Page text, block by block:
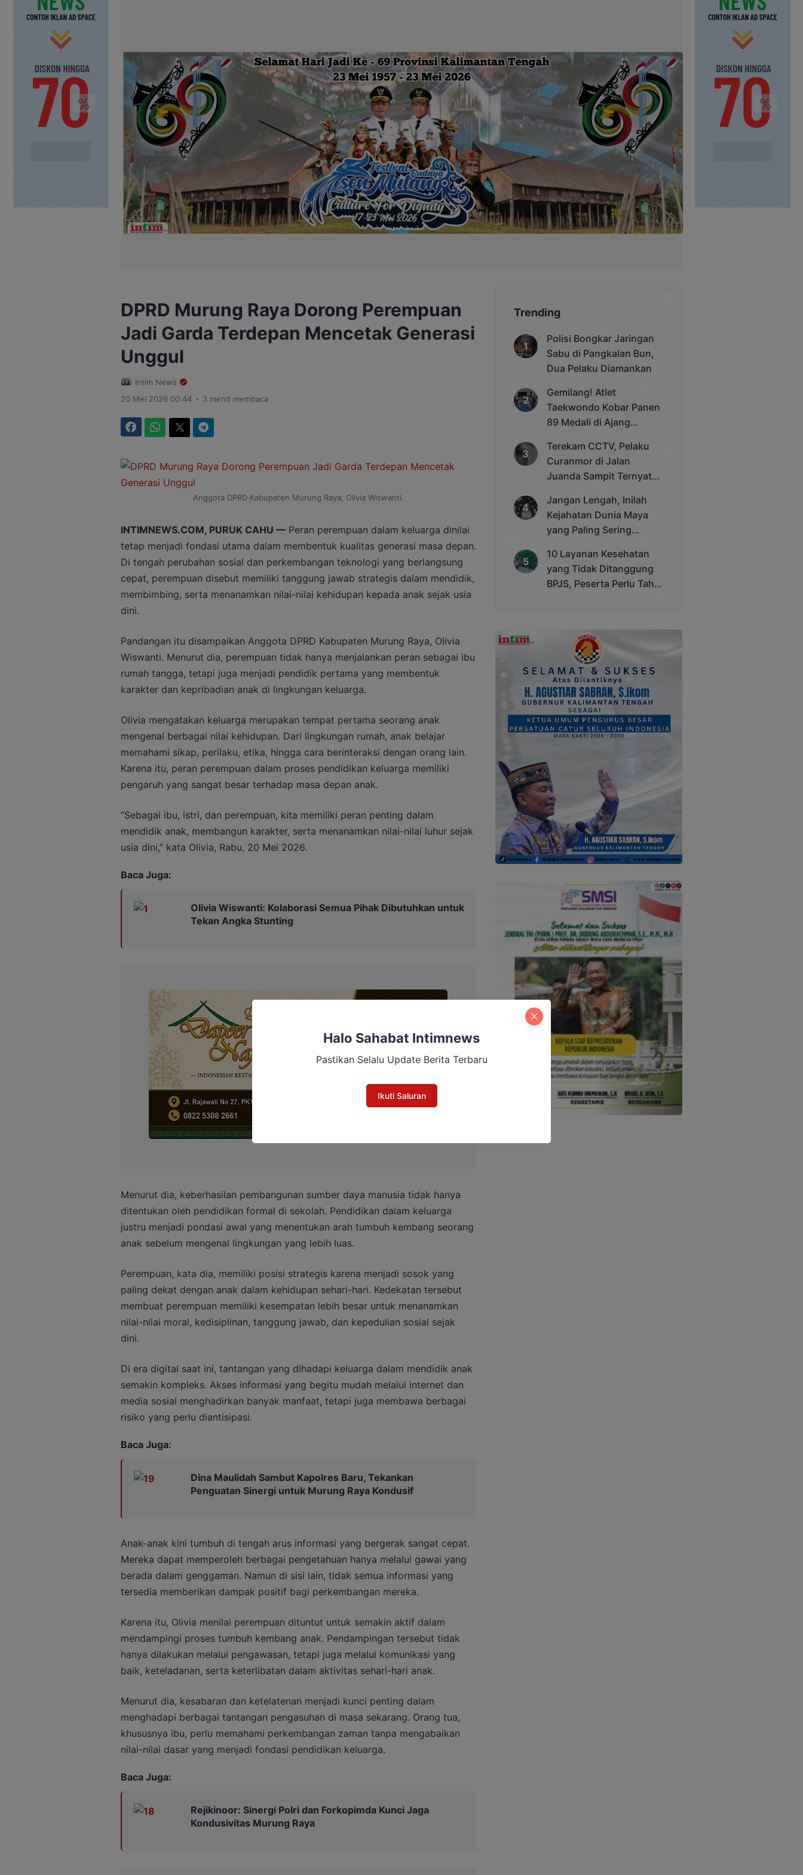
DPRD Murung Raya Dorong Perempuan
Jadi Garda Terdepan Mencetak Generasi
Unggul
Intim News
20 Mei 2026 00:44 . 3 menit membaca
Anggota DPRD Kabupaten Murung Raya, Olivia Wiswanti.
INTIMNEWS.COM, PURUK CAHU —Peran perempuan dalam keluarga dinilai
tetap menjadi fondasi utama dalam membentuk kualitas generasi masa depan.
Di tengah perubahan sosial dan perkembangan teknologi yang berlangsung
cepat, perempuan disebut memiliki tanggung jawab strategis dalam mendidik,
membimbing, serta menanamkan nilai-nilai kehidupan kepada anak sejak usia
dini.
Pandangan itu disampaikan Anggota DPRD Kabupaten Murung Raya, Olivia
Wiswanti. Menurut dia, perempuan tidak hanya menjalankan peran sebagai ibu
rumah tangga, tetapi juga menjadi pendidik pertama yang membentuk
karakter dan kepribadian anak di lingkungan keluarga.
Olivia mengatakan keluarga merupakan tempat pertama seorang anak
mengenal berbagai nilai kehidupan. Dari lingkungan rumah, anak belajar
memahami sikap, perilaku, etika, hingga cara berinteraksi dengan orang lain.
Karena itu, peran perempuan dalam proses pendidikan keluarga memiliki
pengaruh yang sangat besar terhadap masa depan anak.
“Sebagai ibu, istri, dan perempuan, kita memiliki peran penting dalam
mendidik anak, membangun karakter, serta menanamkan nilai-nilai luhur sejak
usia dini,” kata Olivia, Rabu, 20 Mei 2026.
Baca Juga:
Olivia Wiswanti: Kolaborasi Semua Pihak Dibutuhkan untuk
Tekan Angka Stunting
Menurut dia, keberhasilan pembangunan sumber daya manusia tidak hanya
ditentukan oleh pendidikan formal di sekolah. Pendidikan dalam keluarga
justru menjadi pondasi awal yang menentukan arah tumbuh kembang seorang
anak sebelum mengenal lingkungan yang lebih luas.
Perempuan, kata dia, memiliki posisi strategis karena menjadi sosok yang
paling dekat dengan anak dalam kehidupan sehari-hari. Kedekatan tersebut
membuat perempuan memiliki kesempatan lebih besar untuk menanamkan
nilai-nilai moral, kedisiplinan, tanggung jawab, dan kepedulian sosial sejak
dini.
Di era digital saat ini, tantangan yang dihadapi keluarga dalam mendidik anak
semakin kompleks. Akses informasi yang begitu mudah melalui internet dan
media sosial menghadirkan banyak manfaat, tetapi juga membawa berbagai
risiko yang perlu diantisipasi.
Baca Juga:
Dina Maulidah Sambut Kapolres Baru, Tekankan
Penguatan Sinergi untuk Murung Raya Kondusif
Anak-anak kini tumbuh di tengah arus informasi yang bergerak sangat cepat.
Mereka dapat memperoleh berbagai pengetahuan hanya melalui gawai yang
berada dalam genggaman. Namun di sisi lain, tidak semua informasi yang
tersedia memberikan dampak positif bagi perkembangan mereka.
Karena itu, Olivia menilai perempuan dituntut untuk semakin aktif dalam
mendampingi proses tumbuh kembang anak. Pendampingan tersebut tidak
hanya dilakukan melalui pengawasan, tetapi juga melalui komunikasi yang
baik, keteladanan, serta keterlibatan dalam aktivitas sehari-hari anak.
Menurut dia, kesabaran dan ketelatenan menjadi kunci penting dalam
menghadapi berbagai tantangan pengasuhan di masa sekarang. Orang tua,
khususnya ibu, perlu memahami perkembangan zaman tanpa mengabaikan
nilai-nilai dasar yang menjadi fondasi pendidikan keluarga.
Baca Juga:
Rejikinoor: Sinergi Polri dan Forkopimda Kunci Jaga
Kondusivitas Murung Raya
Trending
Polisi Bongkar Jaringan
Sabu di Pangkalan Bun,
Dua Pelaku Diamankan
Gemilang! Atlet
Taekwondo Kobar Panen
89 Medali di Ajang
Cup 2025
Terekam CCTV, Pelaku
Curanmor di Jalan
Juanda Sampit Ternyata
Jangan Lengah, Inilah
Kejahatan Dunia Maya
yang Paling Sering
10 Layanan Kesehatan
yang Tidak Ditanggung
BPJS, Peserta Perlu Tahu
Halo Sahabat Intimnews
Pastikan Selalu Update Berita Terbaru
Ikuti Saluran